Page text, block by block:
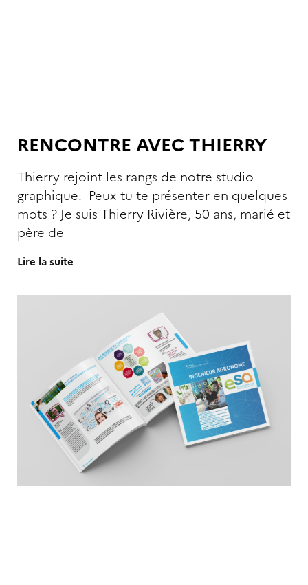
RENCONTRE AVEC THIERRY
Thierry rejoint les rangs de notre studio
graphique. Peux-tu te présenter en quelques
mots ? Je suis Thierry Rivière, 50 ans, marié et
père de
Lire la suite